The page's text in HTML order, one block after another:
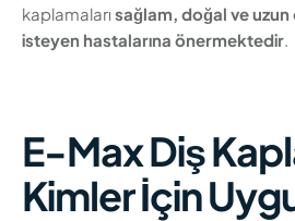
kaplamaları sağlam, doğal ve
isteyen hastalarına önermektedir.
E-Max Diş
Kimler İçin